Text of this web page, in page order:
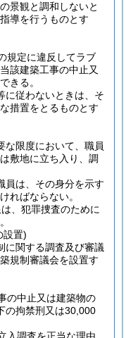
景観と調和しないと
導を行うものとす
規定に違反してラブ
該建築工事の中止又
きる。
に従わないときは、そ
措置をとるものとす
な限度において、職員
敷地に立ち入り、調
員は、その身分を示す
ればならない。
、犯罪捜査のために
設置)
に関する調査及び審議
規制審議会を設置す
の中止又は建築物の
の拘禁刑又は30,000